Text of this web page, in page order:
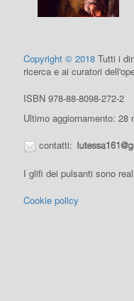
Copyright © 2018 Tutti i
ricerca e ai curatori
ISBN 978-88-8098-272-2
Ultimo aggiornamento: 28
contatti:
I glifi dei pulsanti sono
Cookie policy